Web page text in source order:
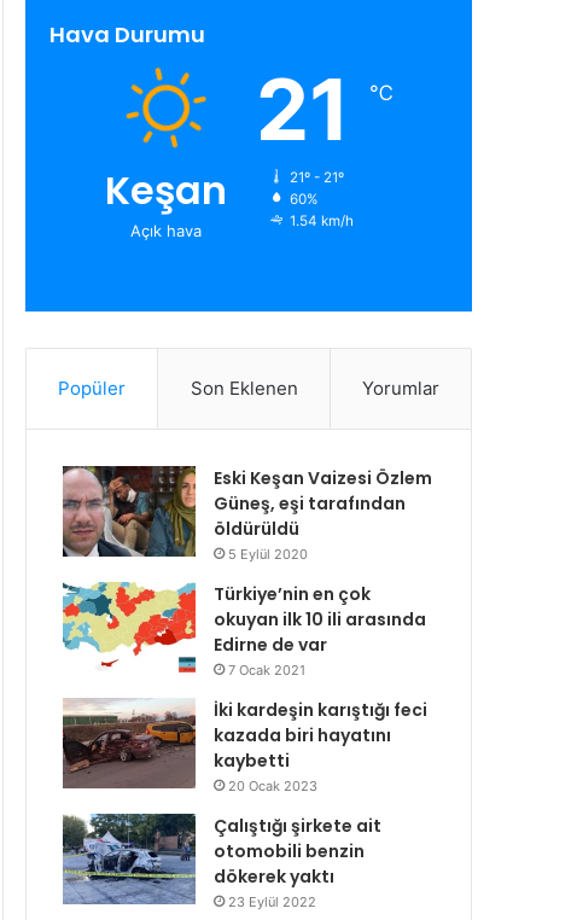
Hava Durumu
Keşan
Açık hava
21 ℃
21º - 21º
60%
1.54 km/h
Popüler Son Eklenen Yorumlar
Eski Keşan Vaizesi Özlem
Güneş, eşi tarafından
öldürüldü
5 Eylül 2020
Türkiye’nin en çok
okuyan ilk 10 ili arasında
Edirne de var
7 Ocak 2021
İki kardeşin karıştığı feci
kazada biri hayatını
kaybetti
20 Ocak 2023
Çalıştığı şirkete ait
otomobili benzin
dökerek yaktı
23 Eylül 2022